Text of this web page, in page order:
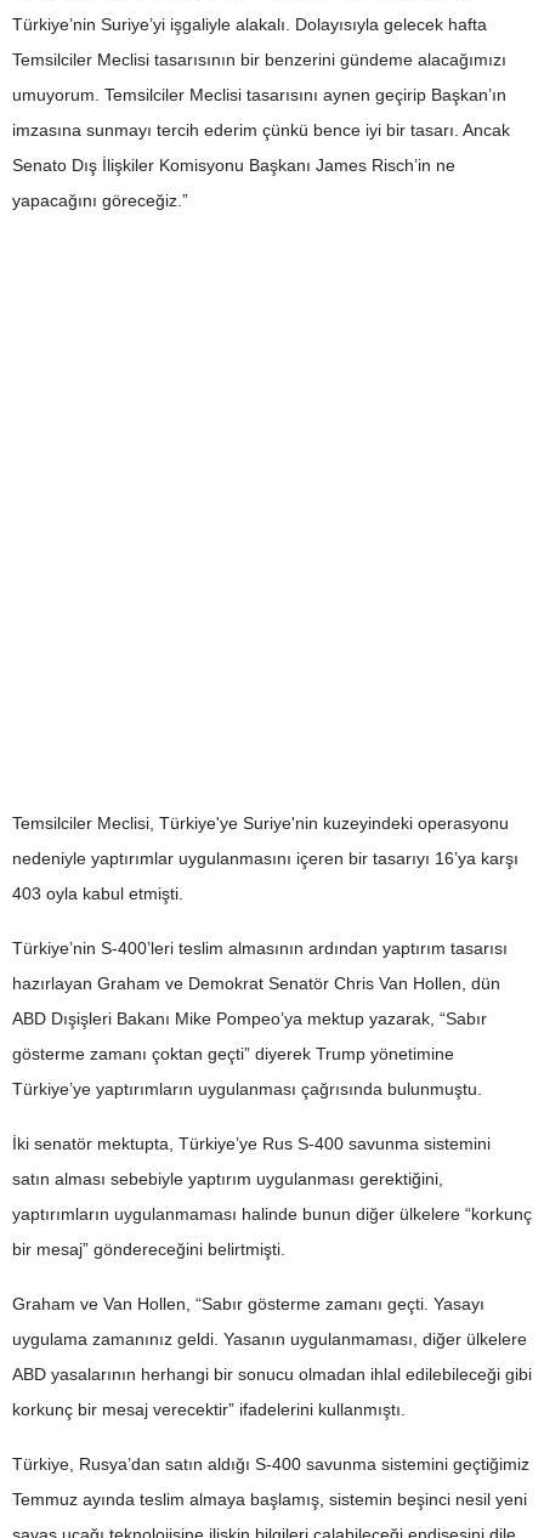
Türkiye’nin Suriye’yi işgaliyle alakalı. Dolayısıyla gelecek hafta
Temsilciler Meclisi tasarısının bir benzerini gündeme alacağımızı
umuyorum. Temsilciler Meclisi tasarısını aynen geçirip Başkan’ın
imzasına sunmayı tercih ederim çünkü bence iyi bir tasarı. Ancak
Senato Dış İlişkiler Komisyonu Başkanı James Risch’in ne
yapacağını göreceğiz.”
Temsilciler Meclisi, Türkiye'ye Suriye'nin kuzeyindeki operasyonu
nedeniyle yaptırımlar uygulanmasını içeren bir tasarıyı 16’ya karşı
403 oyla kabul etmişti.
Türkiye’nin S-400’leri teslim almasının ardından yaptırım tasarısı
hazırlayan Graham ve Demokrat Senatör Chris Van Hollen, dün
ABD Dışişleri Bakanı Mike Pompeo’ya mektup yazarak, “Sabır
gösterme zamanı çoktan geçti” diyerek Trump yönetimine
Türkiye’ye yaptırımların uygulanması çağrısında bulunmuştu.
İki senatör mektupta, Türkiye’ye Rus S-400 savunma sistemini
satın alması sebebiyle yaptırım uygulanması gerektiğini,
yaptırımların uygulanmaması halinde bunun diğer ülkelere “korkunç
bir mesaj” göndereceğini belirtmişti.
Graham ve Van Hollen, “Sabır gösterme zamanı geçti. Yasayı
uygulama zamanınız geldi. Yasanın uygulanmaması, diğer ülkelere
ABD yasalarının herhangi bir sonucu olmadan ihlal edilebileceği gibi
korkunç bir mesaj verecektir” ifadelerini kullanmıştı.
Türkiye, Rusya’dan satın aldığı S-400 savunma sistemini geçtiğimiz
Temmuz ayında teslim almaya başlamış, sistemin beşinci nesil yeni